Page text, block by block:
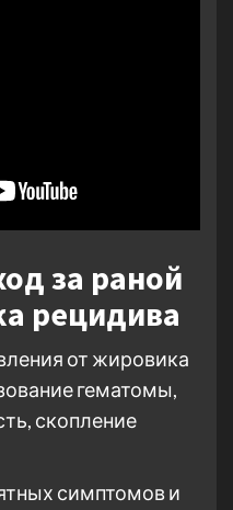
за раной
рецидива
от жировика
гематомы,
скопление
симптомов и